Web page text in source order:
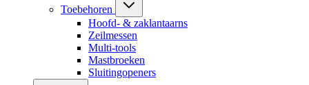
Toebehoren
Hoofd- & zaklantaarns
Zeilmessen
Multi-tools
Mastbroeken
Sluitingopeners